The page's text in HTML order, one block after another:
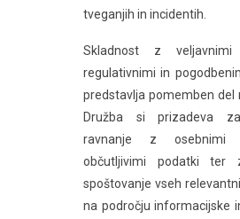
tveganjih in incidentih.
Skladnost z veljavnimi
regulativnimi in
predstavlja pomemben del
Družba si prizadeva
ravnanje z osebnimi
občutljivimi podatki ter
spoštovanje vseh
na področju informacijske